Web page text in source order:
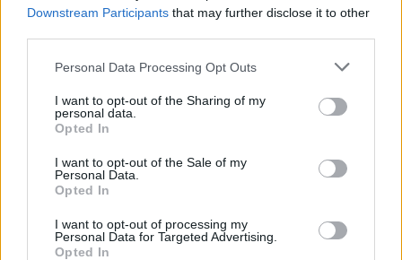
Downstream Participants that may further disclose it to other
Please note that this website/app uses one or more Google
not limited to your visit or usage behaviour. You may click to
grant or deny consent to Google and its third-party tags to
use your data for below specified purposes in below Google
consent section.
Personal Data Processing Opt Outs
I want to opt-out of the Sharing of my
personal data.
Opted In
I want to opt-out of the Sale of my
Personal Data.
Opted In
I want to opt-out of processing my
Personal Data for Targeted Advertising.
Opted In
Hirdetés